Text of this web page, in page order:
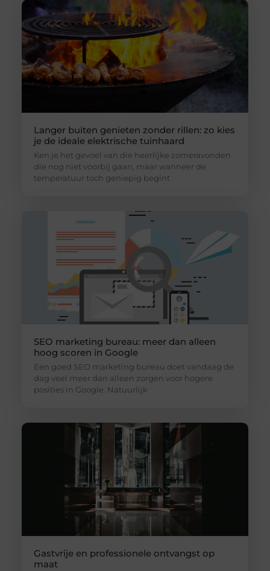
Langer buiten genieten zonder rillen: zo kies
je de ideale elektrische tuinhaard
Ken je het gevoel van die heerlijke zomeravonden
die nog niet voorbij gaan, maar wanneer de
temperatuur toch geniepig begint
SEO marketing bureau: meer dan alleen
hoog scoren in Google
Een goed SEO marketing bureau doet vandaag de
dag veel meer dan alleen zorgen voor hogere
posities in Google. Natuurlijk
Gastvrije en professionele ontvangst op
maat